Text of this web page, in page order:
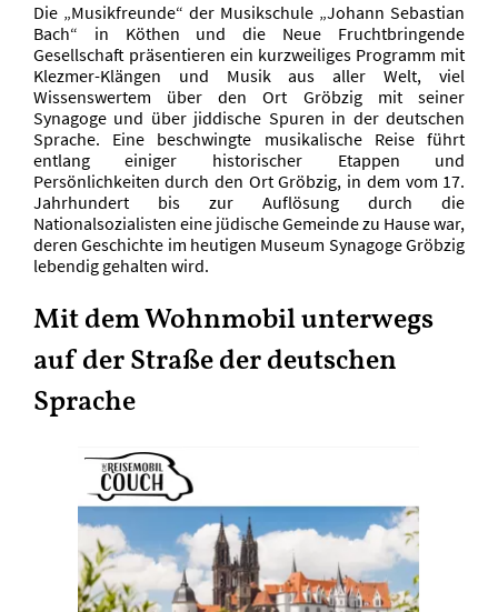
Die „Musikfreunde“ der Musikschule „Johann Sebastian
Bach“ in Köthen und die Neue Fruchtbringende
Gesellschaft präsentieren ein kurzweiliges Programm mit
Klezmer-Klängen und Musik aus aller Welt, viel
Wissenswertem über den Ort Gröbzig mit seiner
Synagoge und über jiddische Spuren in der deutschen
Sprache. Eine beschwingte musikalische Reise führt
entlang einiger historischer Etappen und
Persönlichkeiten durch den Ort Gröbzig, in dem vom 17.
Jahrhundert bis zur Auflösung durch die
Nationalsozialisten eine jüdische Gemeinde zu Hause war,
deren Geschichte im heutigen Museum Synagoge Gröbzig
lebendig gehalten wird.
Mit dem Wohnmobil unterwegs
auf der Straße der deutschen
Sprache